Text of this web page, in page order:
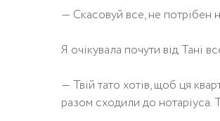
— Скасовуй все, не потрібен
Я очікувала почути від Тані
— Твій тато хотів, щоб ця
разом сходили до нотаріуса.